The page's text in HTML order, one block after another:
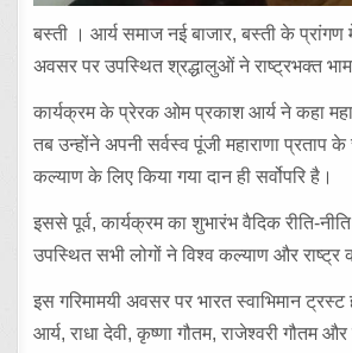
बस्ती । आर्य समाज नई बाजार, बस्ती के
अवसर पर उपस्थित श्रद्धालुओं ने राष्ट्रभक्त
कार्यक्रम के प्रेरक ओम प्रकाश आर्य ने कहा
तब उन्होंने अपनी सर्वस्व पूंजी महाराणा प्रताप
कल्याण के लिए किया गया दान ही सर्वोपरि है।
इससे पूर्व, कार्यक्रम का शुभारंभ वैदिक रीति-
उपस्थित सभी लोगों ने विश्व कल्याण और
इस गरिमामयी अवसर पर भारत स्वाभिमान
आर्य, राधा देवी, कृष्णा गौतम, राजेश्वरी गौतम